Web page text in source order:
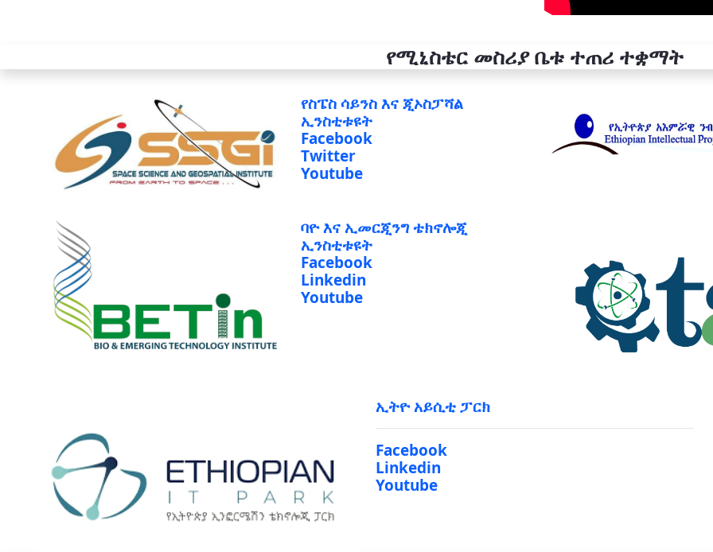
የሚኒስቴር መስሪያ ቤቱ ተጠሪ ተቋማት
የስፔስ ሳይንስ እና ጂኦስፓሻል
ኢንስቲቱዩት
Facebook
Twitter
Youtube
ባዮ እና ኢመርጂንግ ቴክኖሎጂ
ኢንስቲቱዩት
Facebook
Linkedin
Youtube
ኢትዮ አይሲቲ ፓርክ
Facebook
Linkedin
Youtube